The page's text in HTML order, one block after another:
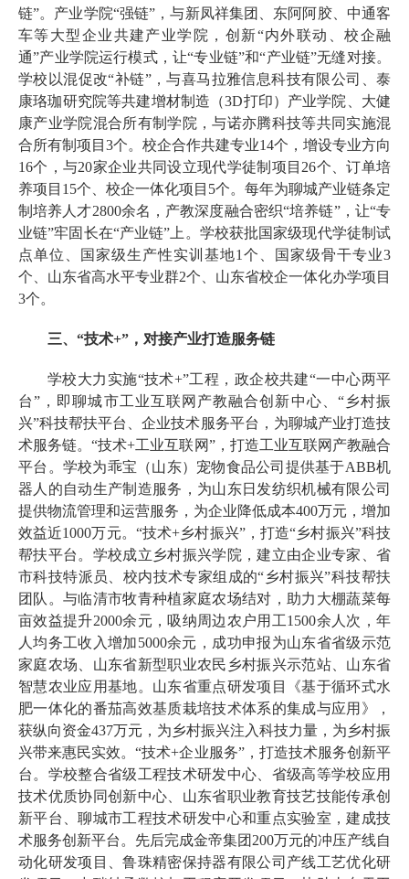
链”。产业学院“强链”，与新凤祥集团、东阿阿胶、中通客
车等大型企业共建产业学院，创新“内外联动、校企融
通”产业学院运行模式，让“专业链”和“产业链”无缝对接。
学校以混促改“补链”，与喜马拉雅信息科技有限公司、泰
康珞珈研究院等共建增材制造（3D打印）产业学院、大健
康产业学院混合所有制学院，与诺亦腾科技等共同实施混
合所有制项目3个。校企合作共建专业14个，增设专业方向
16个，与20家企业共同设立现代学徒制项目26个、订单培
养项目15个、校企一体化项目5个。每年为聊城产业链条定
制培养人才2800余名，产教深度融合密织“培养链”，让“专
业链”牢固长在“产业链”上。学校获批国家级现代学徒制试
点单位、国家级生产性实训基地1个、国家级骨干专业3
个、山东省高水平专业群2个、山东省校企一体化办学项目
3个。
三、“技术+”，对接产业打造服务链
学校大力实施“技术+”工程，政企校共建“一中心两平
台”，即聊城市工业互联网产教融合创新中心、“乡村振
兴”科技帮扶平台、企业技术服务平台，为聊城产业打造技
术服务链。“技术+工业互联网”，打造工业互联网产教融合
平台。学校为乖宝（山东）宠物食品公司提供基于ABB机
器人的自动生产制造服务，为山东日发纺织机械有限公司
提供物流管理和运营服务，为企业降低成本400万元，增加
效益近1000万元。“技术+乡村振兴”，打造“乡村振兴”科技
帮扶平台。学校成立乡村振兴学院，建立由企业专家、省
市科技特派员、校内技术专家组成的“乡村振兴”科技帮扶
团队。与临清市牧青种植家庭农场结对，助力大棚蔬菜每
亩效益提升2000余元，吸纳周边农户用工1500余人次，年
人均务工收入增加5000余元，成功申报为山东省省级示范
家庭农场、山东省新型职业农民乡村振兴示范站、山东省
智慧农业应用基地。山东省重点研发项目《基于循环式水
肥一体化的番茄高效基质栽培技术体系的集成与应用》，
获纵向资金437万元，为乡村振兴注入科技力量，为乡村振
兴带来惠民实效。“技术+企业服务”，打造技术服务创新平
台。学校整合省级工程技术研发中心、省级高等学校应用
技术优质协同创新中心、山东省职业教育技艺技能传承创
新平台、聊城市工程技术研发中心和重点实验室，建成技
术服务创新平台。先后完成金帝集团200万元的冲压产线自
动化研发项目、鲁珠精密保持器有限公司产线工艺优化研